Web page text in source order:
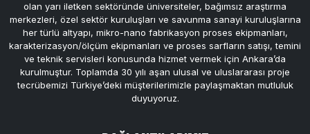
olan yarı iletken sektöründe üniversiteler, bağımsız araştırma
merkezleri, özel sektör kuruluşları ve savunma sanayi kuruluşlarına
her türlü altyapı, mikro-nano fabrikasyon proses ekipmanları,
karakterizasyon/ölçüm ekipmanları ve proses sarfların satışı, temini
ve teknik servisleri konusunda hizmet vermek için Ankara’da
kurulmuştur. Toplamda 30 yılı aşan ulusal ve uluslararası proje
tecrübemizi Türkiye’deki müşterilerimizle paylaşmaktan mutluluk
duyuyoruz.